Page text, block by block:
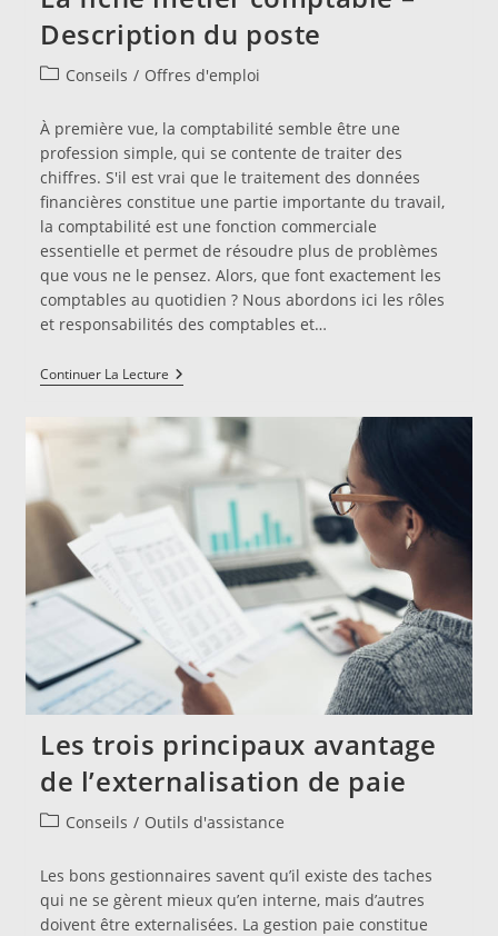
Description du poste
PostConseils / Offres d'emploi
À première vue, la comptabilité semble être une
profession simple, qui se contente de traiter des
chiffres. S'il est vrai que le traitement des données
financières constitue une partie importante du travail,
la comptabilité est une fonction commerciale
essentielle et permet de résoudre plus de problèmes
que vous ne le pensez. Alors, que font exactement les
comptables au quotidien ? Nous abordons ici les rôles
et responsabilités des comptables et…
Continuer La LectureLa
Fiche
Comptable
Description
Du
Poste
Les trois principaux avantage
de l’externalisation de paie
PostConseils / Outils d'assistance
Les bons gestionnaires savent qu’il existe des taches
qui ne se gèrent mieux qu’en interne, mais d’autres
doivent être externalisées. La gestion paie constitue